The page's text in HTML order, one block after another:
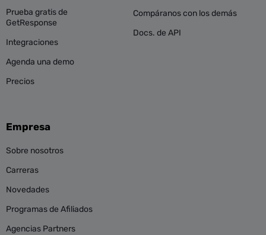
Prueba gratis de
GetResponse
Integraciones
Agenda una demo
Precios
Compáranos con los demás
Docs. de API
Empresa
Sobre nosotros
Carreras
Novedades
Programas de Afiliados
Agencias Partners